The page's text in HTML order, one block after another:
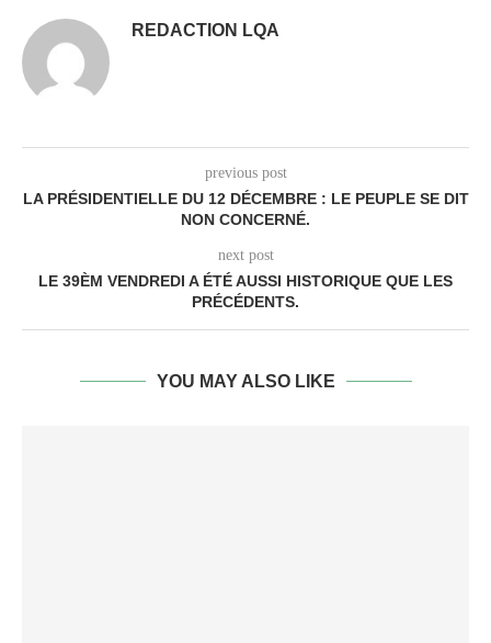
REDACTION LQA
previous post
LA PRÉSIDENTIELLE DU 12 DÉCEMBRE : LE PEUPLE SE DIT
NON CONCERNÉ.
next post
LE 39ÈM VENDREDI A ÉTÉ AUSSI HISTORIQUE QUE LES
PRÉCÉDENTS.
YOU MAY ALSO LIKE